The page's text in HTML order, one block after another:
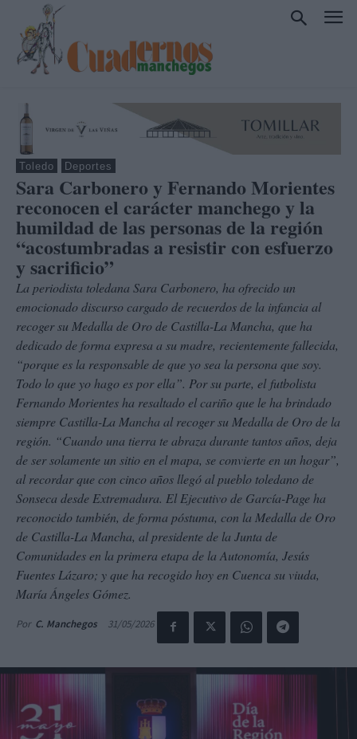
Toledo Deportes
Sara Carbonero y Fernando Morientes
reconocen el carácter manchego y la
humildad de las personas de la región
“acostumbradas a resistir con esfuerzo
y sacrificio”
La periodista toledana Sara Carbonero, ha ofrecido un
emocionado discurso cargado de recuerdos de la infancia al
recoger su Medalla de Oro de Castilla-La Mancha, que ha
dedicado de forma expresa a su madre, recientemente fallecida,
“porque es la responsable de que yo sea la persona que soy.
Todo lo que yo hago es por ella”. Por su parte, el futbolista
Fernando Morientes ha resaltado el cariño que le ha brindado
siempre Castilla-La Mancha al recoger su Medalla de Oro de la
región. “Cuando una tierra te abraza durante tantos años, deja
de ser solamente un sitio en el mapa, se convierte en un hogar”,
al recordar que con cinco años llegó al pueblo toledano de
Sonseca desde Extremadura. El Ejecutivo de García-Page ha
reconocido también, de forma póstuma, con la Medalla de Oro
de Castilla-La Mancha, al presidente de la Junta de
Comunidades en la primera etapa de la Autonomía, Jesús
Fuentes Lázaro; y que ha recogido hoy en Cuenca su viuda,
María Ángeles Gómez.
Por C. Manchegos 31/05/2026